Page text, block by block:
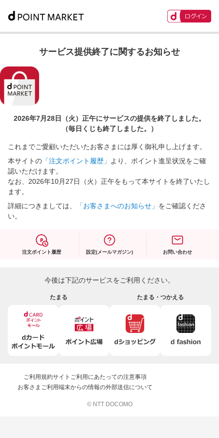
サービス提供終了に関するお知らせ
2026年7月28日（火）正午にサービスの提供を終了しました。
（毎日くじも終了しました。）
これまでご愛顧いただいたお客さまには厚く御礼申し上げます。
本サイトの 「注文ポイント履歴」
より、ポイント進呈状況をご確
認いただけます。
なお、2026年10月27日（火）正午をもって本サイトを終了いたし
ます。
詳細につきましては、
「お客さまへのお知らせ」 をご確認くださ
い。
注文ポイント履歴 設定(メールマガジン) お問い合わせ
今後は下記のサービスをご利用ください。
たまる たまる・つかえる
ご利用規約サイトご利用にあたっての注意事項
お客さまご利用端末からの情報の外部送信について
© NTT DOCOMO